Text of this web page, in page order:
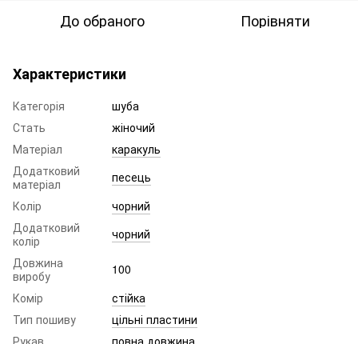
До обраного Порівняти
Характеристики
Категорія
шуба
Стать
жіночий
Матеріал
каракуль
Додатковий
матеріал
песець
Колір
чорний
Додатковий
колір
чорний
Довжина
виробу
100
Комір
стійка
Тип пошиву
цільні пластини
Рукав
повна довжина